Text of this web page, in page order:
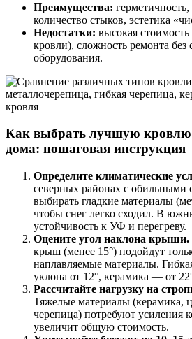
Преимущества:
количество стыков, эстетика
Недостатки: высокая
кровли), сложность ремонта без
оборудования.
Как выбрать лучшую кровлю
дома: пошаговая инструкция
Определите климатические
северных районах с обильными
выбирать гладкие материалы
чтобы снег легко сходил. В
устойчивость к УФ и перегреву.
Оцените угол наклона крыши.
крыш (менее 15°) подойдут
наплавляемые материалы.
уклона от 12°, керамика — от
Рассчитайте нагрузку на
Тяжелые материалы (керамика,
черепица) потребуют усиления
увеличит общую стоимость.